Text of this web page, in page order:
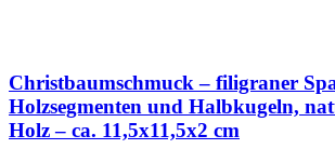
Christbaumschmuck – filigraner
Holzsegmenten und Halbkugeln,
Holz – ca. 11,5x11,5x2 cm